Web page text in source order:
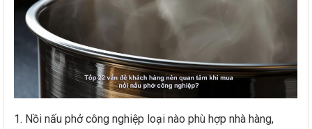
1. Nồi nấu phở công nghiệp loại nào phù hợp nhà hàng,